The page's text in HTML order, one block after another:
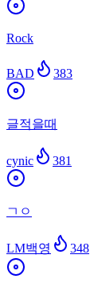
Rock
BAD 383
글적을때
cynic 381
ㄱㅇ
LM백영 348